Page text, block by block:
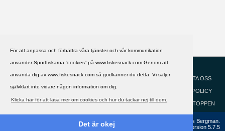
För att anpassa och förbättra våra tjänster och vår kommunikation
använder Sportfiskarna ”cookies” på www.fiskesnack.com.Genom att
använda dig av www.fiskesnack.com så godkänner du detta. Vi säljer
självklart inte vidare någon information om dig.
Klicka här för att läsa mer om cookies och hur du tackar nej till dem.
Det är okej
HJÄLP
KONTAKTA OSS
COOKIEPOLICY
GÅ TILL TOPPEN
Copyright ©2002 - 2021, FiskeSnack.com. Grundad 2002 av Anders Bergman.
Version 5.7.5